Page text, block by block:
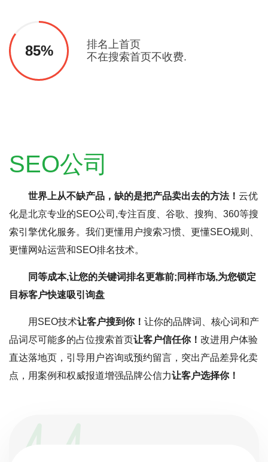
85%
排名上首页
不在搜索首页不收费.
SEO公司
世界上从不缺产品，缺的是把产品卖出去的方法！ 云优
化是北京专业的SEO公司,专注百度、谷歌、搜狗、360等搜
索引擎优化服务。我们更懂用户搜索习惯、更懂SEO规则、
更懂网站运营和SEO排名技术。
同等成本,让您的关键词排名更靠前;同样市场,为您锁定
目标客户快速吸引询盘
用SEO技术让客户搜到你！ 让你的品牌词、核心词和产
品词尽可能多的占位搜索首页让客户信任你！ 改进用户体验
直达落地页，引导用户咨询或预约留言，突出产品差异化卖
点，用案例和权威报道增强品牌公信力让客户选择你！